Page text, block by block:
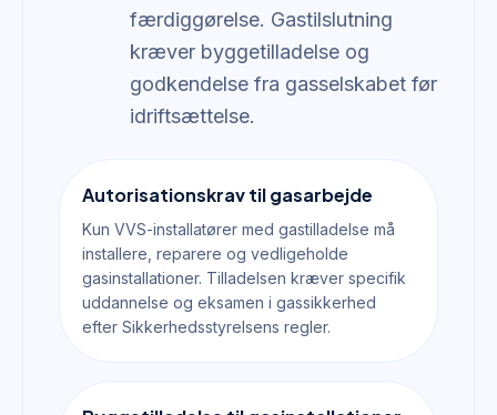
færdiggørelse. Gastilslutning
kræver byggetilladelse og
godkendelse fra gasselskabet før
idriftsættelse.
Autorisationskrav til gasarbejde
Kun VVS-installatører med gastilladelse må
installere, reparere og vedligeholde
gasinstallationer. Tilladelsen kræver specifik
uddannelse og eksamen i gassikkerhed
efter Sikkerhedsstyrelsens regler.